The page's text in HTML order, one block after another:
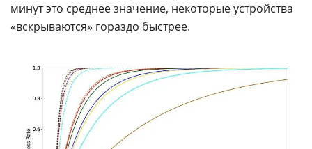
минут это среднее значение, некоторые устройства
«вскрываются» гораздо быстрее.